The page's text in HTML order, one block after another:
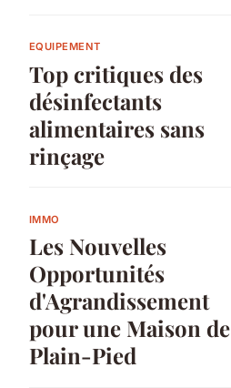
EQUIPEMENT
Top critiques des
désinfectants
alimentaires sans
rinçage
IMMO
Les Nouvelles
Opportunités
d'Agrandissement
pour une Maison de
Plain-Pied